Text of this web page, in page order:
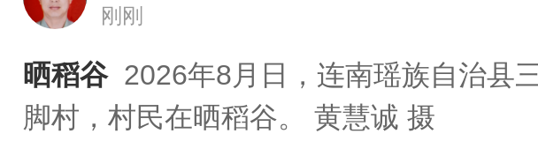
刚刚
晒稻谷 2026年8月日，连南瑶族自治县
脚村，村民在晒稻谷。 黄慧诚 摄